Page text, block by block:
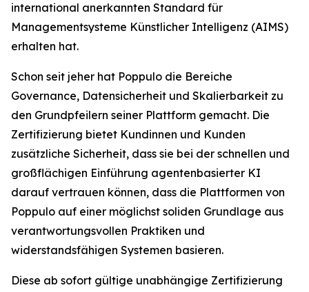
international anerkannten Standard für
Managementsysteme Künstlicher Intelligenz (AIMS)
erhalten hat.
Schon seit jeher hat Poppulo die Bereiche
Governance, Datensicherheit und Skalierbarkeit zu
den Grundpfeilern seiner Plattform gemacht. Die
Zertifizierung bietet Kundinnen und Kunden
zusätzliche Sicherheit, dass sie bei der schnellen und
großflächigen Einführung agentenbasierter KI
darauf vertrauen können, dass die Plattformen von
Poppulo auf einer möglichst soliden Grundlage aus
verantwortungsvollen Praktiken und
widerstandsfähigen Systemen basieren.
Diese ab sofort gültige unabhängige Zertifizierung